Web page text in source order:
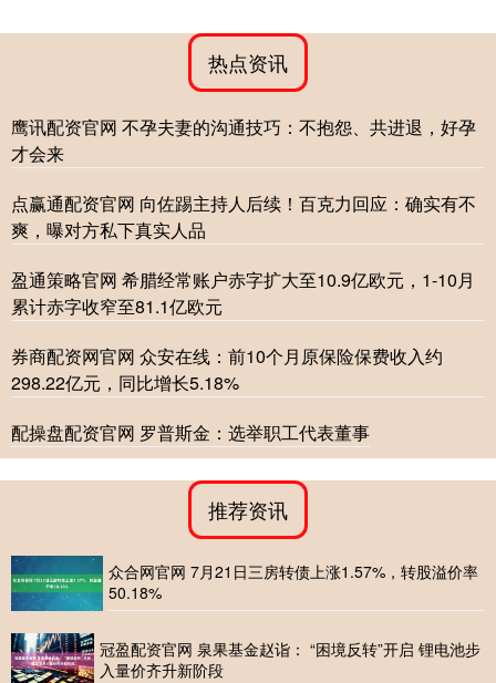
热点资讯
鹰讯配资官网 不孕夫妻的沟通技巧：不抱怨、共进退，好孕
才会来
点赢通配资官网 向佐踢主持人后续！百克力回应：确实有不
爽，曝对方私下真实人品
盈通策略官网 希腊经常账户赤字扩大至10.9亿欧元，1-10月
累计赤字收窄至81.1亿欧元
券商配资网官网 众安在线：前10个月原保险保费收入约
298.22亿元，同比增长5.18%
配操盘配资官网 罗普斯金：选举职工代表董事
推荐资讯
众合网官网 7月21日三房转债上涨1.57%，转股溢价率
50.18%
冠盈配资官网 泉果基金赵诣： “困境反转”开启 锂电池步
入量价齐升新阶段